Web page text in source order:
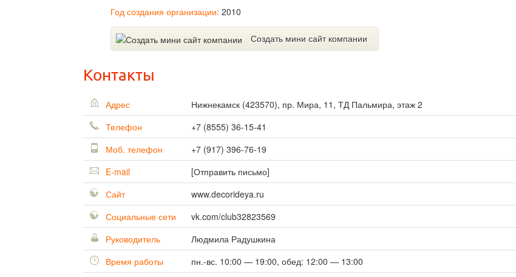
Год создания организации: 2010
Создать мини сайт компании
Контакты
Адрес Нижнекамск (423570), пр. Мира, 11, ТД Пальмира, этаж 2
Телефон
+7 (8555) 36-15-41
Моб. телефон
+7 (917) 396-76-19
E-mail
[Отправить письмо]
Сайт
www.decorideya.ru
Социальные сети
vk.com/club32823569
Руководитель
Людмила Радушкина
Время работы
пн.-вс. 10:00 — 19:00, обед: 12:00 — 13:00